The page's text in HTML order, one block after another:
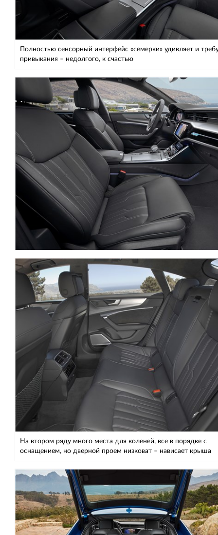
Полностью сенсорный интерфейс «семерки» удивляет и
привыкания – недолгого, к счастью
На втором ряду много места для коленей, все в порядке с
оснащением, но дверной проем низковат – нависает крыша